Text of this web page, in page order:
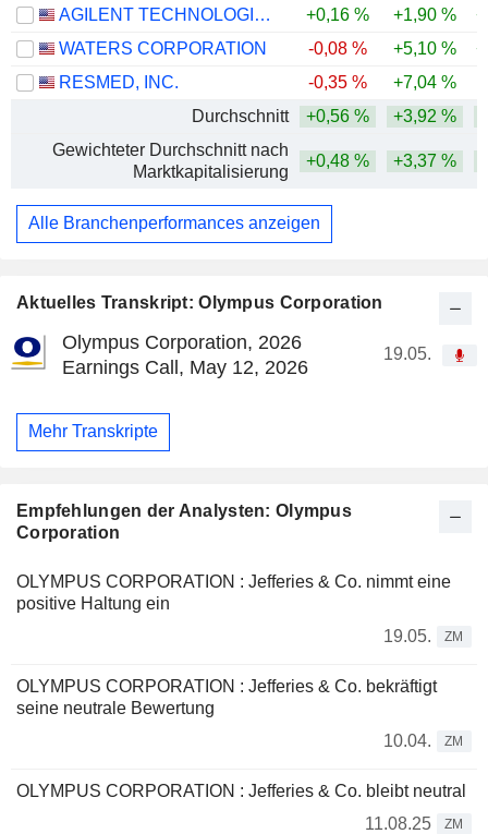
Aktuelles Transkript: Olympus Corporation
Olympus Corporation, 2026
Earnings Call, May 12, 2026
19.05.
Mehr Transkripte
Empfehlungen der Analysten: Olympus
Corporation
OLYMPUS CORPORATION : Jefferies & Co. nimmt eine
positive Haltung ein
19.05.
ZM
OLYMPUS CORPORATION : Jefferies & Co. bekräftigt
seine neutrale Bewertung
10.04.
ZM
OLYMPUS CORPORATION : Jefferies & Co. bleibt neutral
11.08.25
ZM
AGILENT TECHNOLOGIES, INC.
+0,16 % +1,90 %
WATERS CORPORATION
-0,08 % +5,10 %
RESMED, INC.
-0,35 % +7,04 %
Durchschnitt
+0,56 % +3,92 %
Gewichteter Durchschnitt nach
Marktkapitalisierung
+0,48 % +3,37 %
Alle Branchenperformances anzeigen